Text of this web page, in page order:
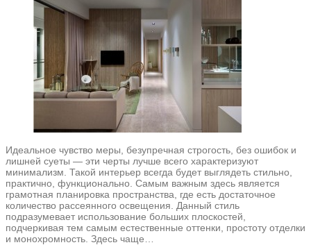
Идеальное чувство меры, безупречная строгость, без ошибок и
лишней суеты — эти черты лучше всего характеризуют
минимализм. Такой интерьер всегда будет выглядеть стильно,
практично, функционально. Самым важным здесь является
грамотная планировка пространства, где есть достаточное
количество рассеянного освещения. Данный стиль
подразумевает использование больших плоскостей,
подчеркивая тем самым естественные оттенки, простоту отделки
и монохромность. Здесь чаще…